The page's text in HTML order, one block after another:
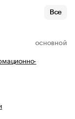
Все
ОСНОВНОЙ